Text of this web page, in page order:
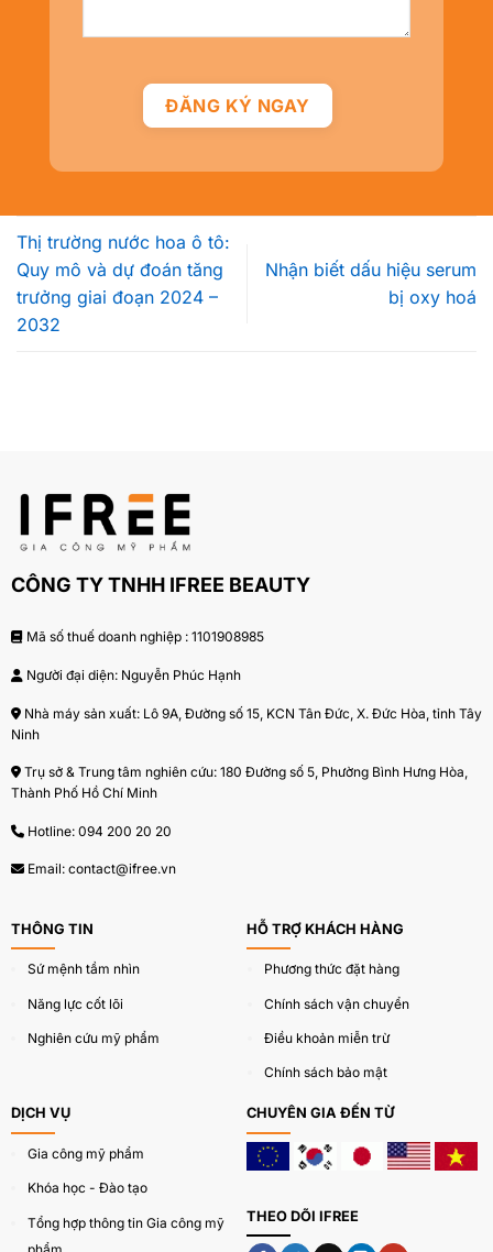
Thị trường nước hoa ô tô:
Quy mô và dự đoán tăng
trưởng giai đoạn 2024 –
2032
Nhận biết dấu hiệu serum
bị oxy hoá
CÔNG TY TNHH IFREE BEAUTY
Mã số thuế doanh nghiệp : 1101908985
Người đại diện: Nguyễn Phúc Hạnh
Nhà máy sản xuất: Lô 9A, Đường số 15, KCN Tân Đức, X. Đức Hòa, tỉnh Tây
Ninh
Trụ sở & Trung tâm nghiên cứu: 180 Đường số 5, Phường Bình Hưng Hòa,
Thành Phố Hồ Chí Minh
Hotline: 094 200 20 20
Email: contact@ifree.vn
THÔNG TIN
Sứ mệnh tầm nhìn
Năng lực cốt lõi
Nghiên cứu mỹ phẩm
HỖ TRỢ KHÁCH HÀNG
Phương thức đặt hàng
Chính sách vận chuyển
Điều khoản miễn trừ
Chính sách bảo mật
DỊCH VỤ
Gia công mỹ phẩm
Khóa học - Đào tạo
Tổng hợp thông tin Gia công mỹ
CHUYÊN GIA ĐẾN TỪ
THEO DÕI IFREE